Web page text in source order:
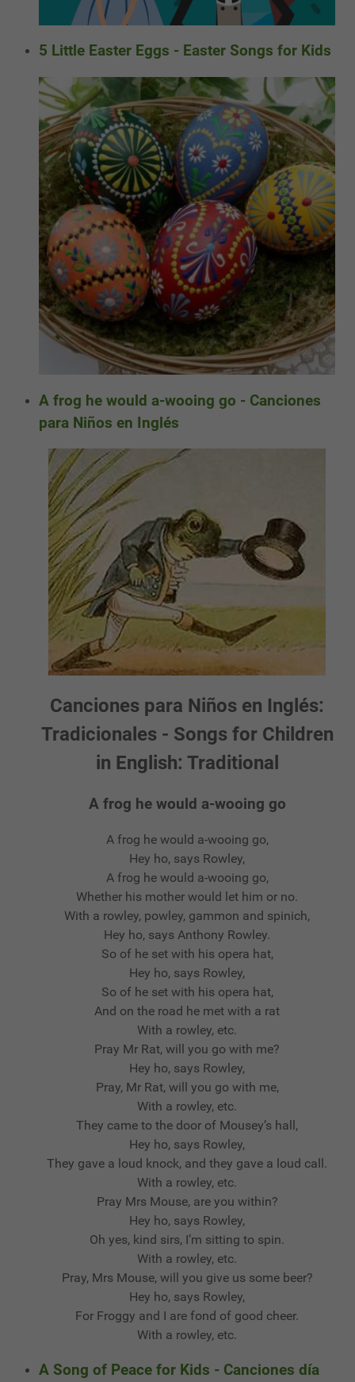
5 Little Easter Eggs - Easter Songs for Kids
A frog he would a-wooing go - Canciones
para Niños en Inglés
Canciones para Niños en Inglés:
Tradicionales - Songs for Children
in English: Traditional
A frog he would a-wooing go
A frog he would a-wooing go,
Hey ho, says Rowley,
A frog he would a-wooing go,
Whether his mother would let him or no.
With a rowley, powley, gammon and spinich,
Hey ho, says Anthony Rowley.
So of he set with his opera hat,
Hey ho, says Rowley,
So of he set with his opera hat,
And on the road he met with a rat
With a rowley, etc.
Pray Mr Rat, will you go with me?
Hey ho, says Rowley,
Pray, Mr Rat, will you go with me,
With a rowley, etc.
They came to the door of Mousey’s hall,
Hey ho, says Rowley,
They gave a loud knock, and they gave a loud call.
With a rowley, etc.
Pray Mrs Mouse, are you within?
Hey ho, says Rowley,
Oh yes, kind sirs, I’m sitting to spin.
With a rowley, etc.
Pray, Mrs Mouse, will you give us some beer?
Hey ho, says Rowley,
For Froggy and I are fond of good cheer.
With a rowley, etc.
A Song of Peace for Kids - Canciones día